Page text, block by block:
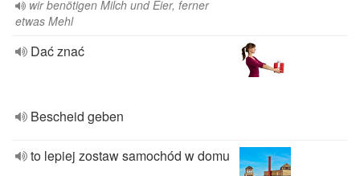
wir benötigen Milch und Eier, ferner
etwas Mehl
Dać znać
Bescheid geben
to lepiej zostaw samochód w domu